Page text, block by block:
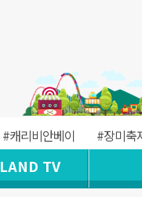
#캐리비안베이 #장미축
TV